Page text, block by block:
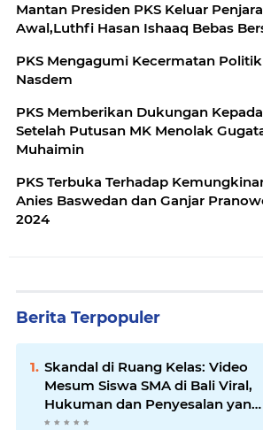
Mantan Presiden PKS Keluar
Awal,Luthfi Hasan Ishaaq Bebas
PKS Mengagumi Kecermatan
Nasdem
PKS Memberikan Dukungan
Setelah Putusan MK Menolak
Muhaimin
PKS Terbuka Terhadap
Anies Baswedan dan Ganjar
2024
Berita Terpopuler
Skandal di Ruang Kelas: Video
Mesum Siswa SMA di Bali Viral,
Hukuman dan Penyesalan yang
Mengikuti